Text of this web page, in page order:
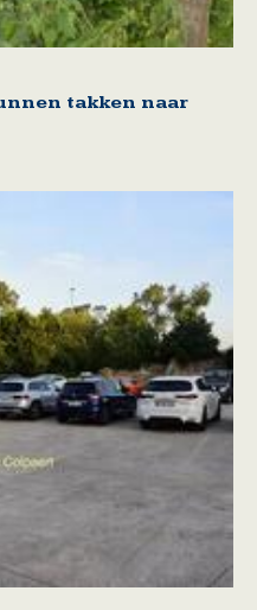
takken naar